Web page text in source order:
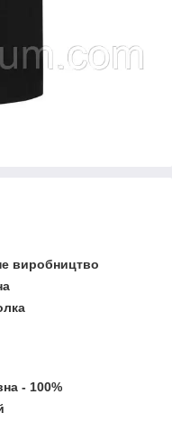
виробництво
- 100%